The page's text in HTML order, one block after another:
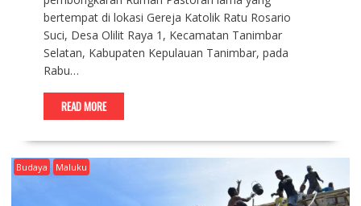
bertempat di lokasi Gereja Katolik Ratu Rosario
Suci, Desa Olilit Raya 1, Kecamatan Tanimbar
Selatan, Kabupaten Kepulauan Tanimbar, pada
Rabu…
READ MORE
Budaya Maluku